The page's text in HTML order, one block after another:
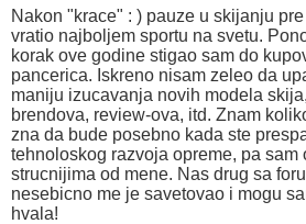
Nakon "krace" : ) pauze u skijanju
vratio najboljem sportu na svetu.
korak ove godine stigao sam do
pancerica. Iskreno nisam zeleo da
maniju izucavanja novih modela
brendova, review-ova, itd. Znam
zna da bude posebno kada ste
tehnoloskog razvoja opreme, pa sam
strucnijima od mene. Nas drug sa
nesebicno me je savetovao i mogu
hvala!